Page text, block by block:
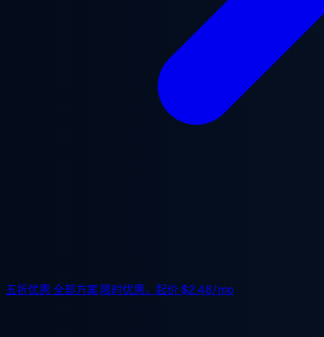
五折优惠 全部方案,限时优惠。起价$2.48/mo